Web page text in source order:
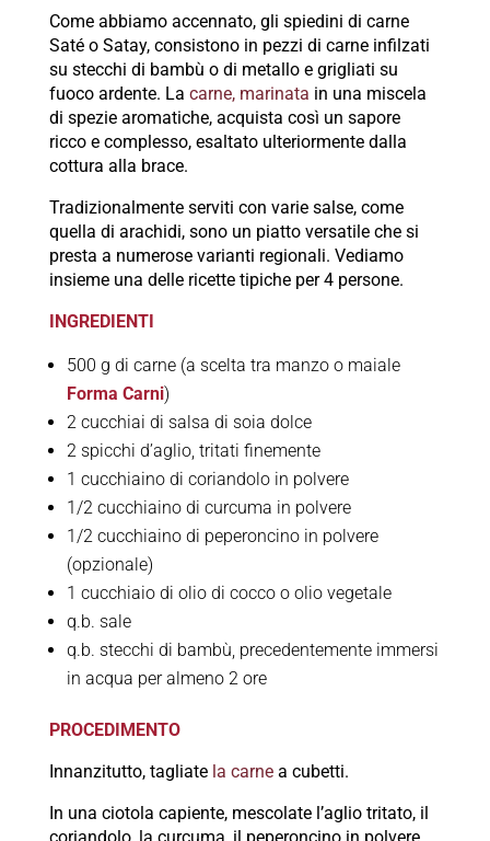
Come abbiamo accennato, gli spiedini di carne
Saté o Satay, consistono in pezzi di carne infilzati
su stecchi di bambù o di metallo e grigliati su
fuoco ardente. La carne, marinata in una miscela
di spezie aromatiche, acquista così un sapore
ricco e complesso, esaltato ulteriormente dalla
cottura alla brace.
Tradizionalmente serviti con varie salse, come
quella di arachidi, sono un piatto versatile che si
presta a numerose varianti regionali. Vediamo
insieme una delle ricette tipiche per 4 persone.
INGREDIENTI
500 g di carne (a scelta tra manzo o maiale
Forma Carni)
2 cucchiai di salsa di soia dolce
2 spicchi d’aglio, tritati finemente
1 cucchiaino di coriandolo in polvere
1/2 cucchiaino di curcuma in polvere
1/2 cucchiaino di peperoncino in polvere
(opzionale)
1 cucchiaio di olio di cocco o olio vegetale
q.b. sale
q.b. stecchi di bambù, precedentemente immersi
in acqua per almeno 2 ore
PROCEDIMENTO
Innanzitutto, tagliate la carnea cubetti.
In una ciotola capiente, mescolate l’aglio tritato, il